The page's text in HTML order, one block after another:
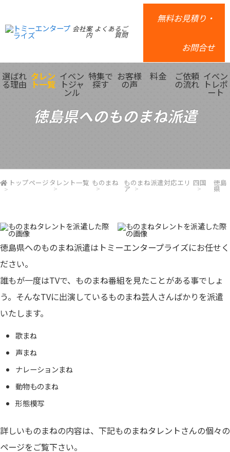
会社案
内
よくあるご
質問
無料お見積り・
お問合せ
選ばれ
る理由
タレン
ト一覧
イベン
トジャ
ンル
特集で
探す
お客様
の声
料金 ご依頼
の流れ
イベン
トレポ
ート
徳島県へのものまね派遣
トップページタレント一覧 ものまね ものまね派遣対応エリ
ア
四国 徳島
県
徳島県へのものまね派遣はトミーエンタープライズにお任せく
ださい。
誰もが一度はTVで、ものまね番組を見たことがある事でしょ
う。そんなTVに出演しているものまね芸人さんばかりを派遣
いたします。
歌まね
声まね
ナレーションまね
動物ものまね
形態模写
詳しいものまねの内容は、下記ものまねタレントさんの個々の
ページをご覧下さい。